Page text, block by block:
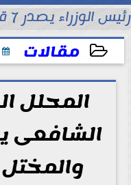
مع الصحفيين
رئيس الوزراء يصدر 7 قرارات مهمة
مقالات
2025-09-25 18:57:52
المحلل
الشافعى